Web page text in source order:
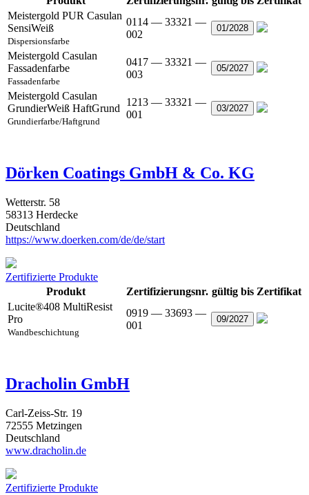
Meistergold PUR Casulan
SensiWeiß
Dispersionsfarbe
0114 — 33321 —
002
01/2028
Meistergold Casulan
Fassadenfarbe
Fassadenfarbe
0417 — 33321 —
003
05/2027
Meistergold Casulan
GrundierWeiß HaftGrund
Grundierfarbe/Haftgrund
1213 — 33321 —
001
03/2027
Dörken Coatings GmbH & Co. KG
Wetterstr. 58
58313 Herdecke
Deutschland
https://www.doerken.com/de/de/start
Zertifizierte Produkte
Produkt
Zertifizierungsnr. gültig bis Zertifikat
Lucite®408 MultiResist
Pro
Wandbeschichtung
0919 — 33693 —
001
09/2027
Dracholin GmbH
Carl-Zeiss-Str. 19
72555 Metzingen
Deutschland
www.dracholin.de
Zertifizierte Produkte